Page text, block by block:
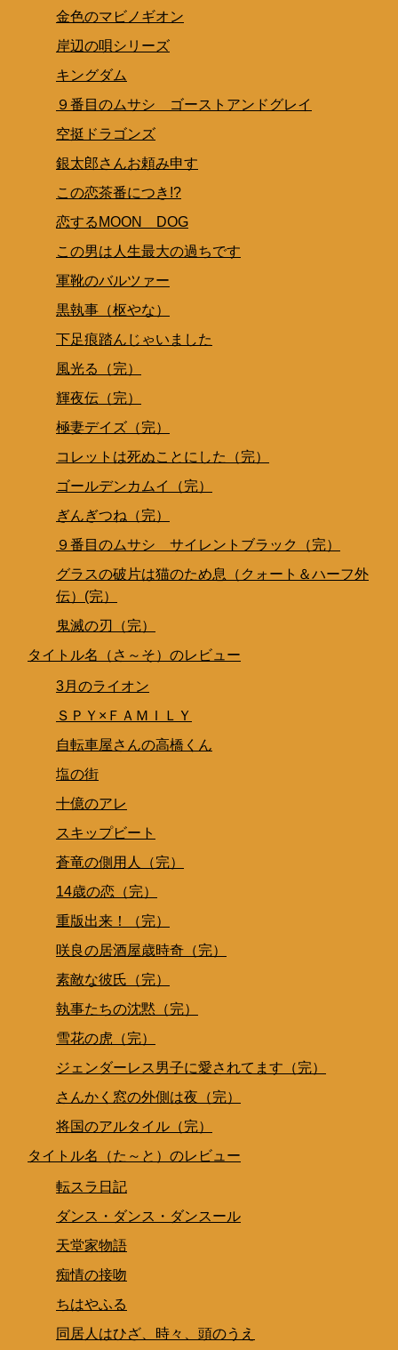
金色のマビノギオン
岸辺の唄シリーズ
キングダム
９番目のムサシ ゴーストアンドグレイ
空挺ドラゴンズ
銀太郎さんお頼み申す
この恋茶番につき!?
恋するMOON DOG
この男は人生最大の過ちです
軍靴のバルツァー
黒執事（枢やな）
下足痕踏んじゃいました
風光る（完）
輝夜伝（完）
極妻デイズ（完）
コレットは死ぬことにした（完）
ゴールデンカムイ（完）
ぎんぎつね（完）
９番目のムサシ サイレントブラック（完）
グラスの破片は猫のため息（クォート＆ハーフ外
伝）(完）
鬼滅の刃（完）
タイトル名（さ～そ）のレビュー
3月のライオン
ＳＰＹ×ＦＡＭＩＬＹ
自転車屋さんの高橋くん
塩の街
十億のアレ
スキップビート
蒼竜の側用人（完）
14歳の恋（完）
重版出来！（完）
咲良の居酒屋歳時奇（完）
素敵な彼氏（完）
執事たちの沈黙（完）
雪花の虎（完）
ジェンダーレス男子に愛されてます（完）
さんかく窓の外側は夜（完）
将国のアルタイル（完）
タイトル名（た～と）のレビュー
転スラ日記
ダンス・ダンス・ダンスール
天堂家物語
痴情の接吻
ちはやふる
同居人はひざ、時々、頭のうえ